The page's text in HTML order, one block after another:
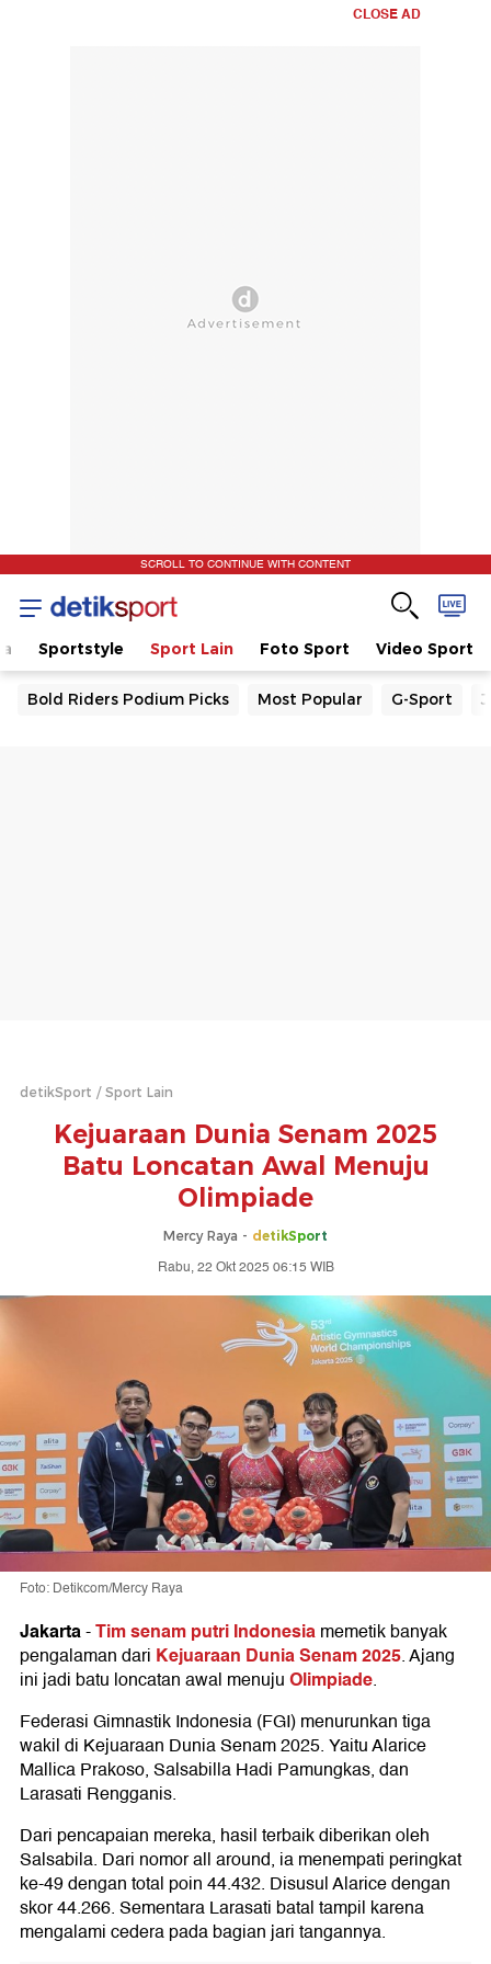
CLOSE AD
SCROLL TO CONTINUE WITH CONTENT
Sportstyle Sport Lain Foto Sport Video Sport
Bold Riders Podium Picks Most Popular G-Sport
detikSport Sport Lain
Kejuaraan Dunia Senam 2025
Batu Loncatan Awal Menuju
Olimpiade
Mercy Raya - detikSport
Rabu, 22 Okt 2025 06:15 WIB
Foto: Detikcom/Mercy Raya
Jakarta-Tim senam putri Indonesiamemetik banyak
pengalaman dari Kejuaraan Dunia Senam 2025. Ajang
ini jadi batu loncatan awal menujuOlimpiade.
Federasi Gimnastik Indonesia (FGI) menurunkan tiga
wakil di Kejuaraan Dunia Senam 2025. Yaitu Alarice
Mallica Prakoso, Salsabilla Hadi Pamungkas, dan
Larasati Rengganis.
Dari pencapaian mereka, hasil terbaik diberikan oleh
Salsabila. Dari nomor all around, ia menempati peringkat
ke-49 dengan total poin 44.432. Disusul Alarice dengan
skor 44.266. Sementara Larasati batal tampil karena
mengalami cedera pada bagian jari tangannya.